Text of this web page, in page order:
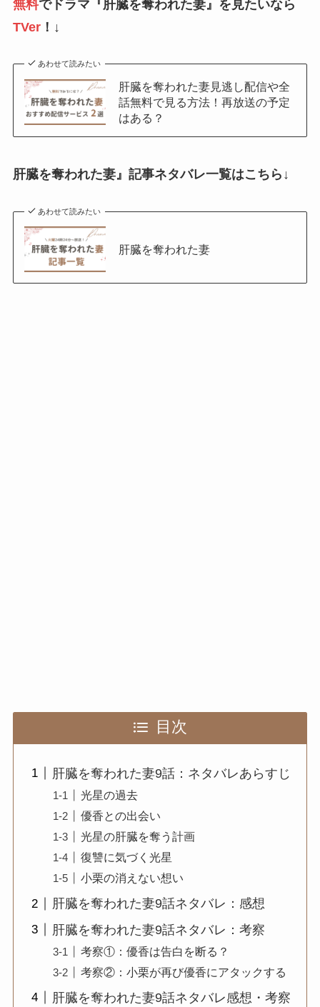
無料でドラマ『肝臓を奪われた妻』を見たいなら
TVer！↓
あわせて読みたい
肝臓を奪われた妻見逃し配信や全
話無料で見る方法！再放送の予定
はある？
肝臓を奪われた妻』記事ネタバレ一覧はこちら↓
あわせて読みたい
肝臓を奪われた妻
目次
肝臓を奪われた妻9話：ネタバレあらすじ
光星の過去
優香との出会い
光星の肝臓を奪う計画
復讐に気づく光星
小栗の消えない想い
肝臓を奪われた妻9話ネタバレ：感想
肝臓を奪われた妻9話ネタバレ：考察
考察①：優香は告白を断る？
考察②：小栗が再び優香にアタックする
肝臓を奪われた妻9話ネタバレ感想・考察